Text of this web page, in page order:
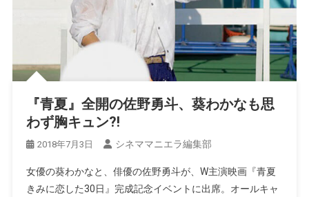
『青夏』全開の佐野勇斗、葵わかなも思
わず胸キュン?!
2018年7月3日 シネママニエラ編集部
女優の葵わかなと、俳優の佐野勇斗が、W主演映画『青夏
きみに恋した30日』完成記念イベントに出席。オールキャ